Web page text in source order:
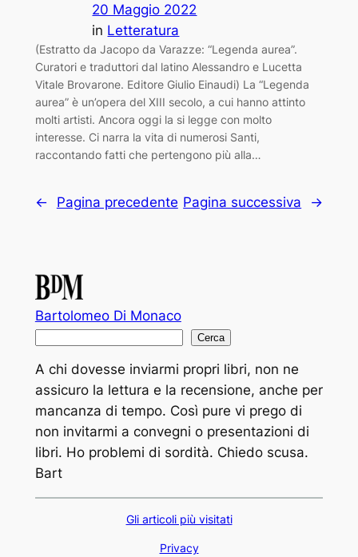
20 Maggio 2022
in Letteratura
(Estratto da Jacopo da Varazze: “Legenda aurea”.
Curatori e traduttori dal latino Alessandro e Lucetta
Vitale Brovarone. Editore Giulio Einaudi) La “Legenda
aurea” è un’opera del XIII secolo, a cui hanno attinto
molti artisti. Ancora oggi la si legge con molto
interesse. Ci narra la vita di numerosi Santi,
raccontando fatti che pertengono più alla…
← Pagina precedente Pagina successiva →
Bartolomeo Di Monaco
c
Cerca
A chi dovesse inviarmi propri libri, non ne
assicuro la lettura e la recensione, anche per
mancanza di tempo. Così pure vi prego di
non invitarmi a convegni o presentazioni di
libri. Ho problemi di sordità. Chiedo scusa.
Bart
Gli articoli più visitati
Privacy